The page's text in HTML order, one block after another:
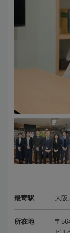
最寄駅 大阪
所在地
〒